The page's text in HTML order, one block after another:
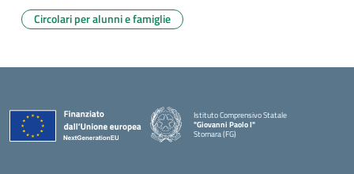
Circolari per alunni e famiglie
Istituto Comprensivo Statale
"Giovanni Paolo I"
Stornara (FG)